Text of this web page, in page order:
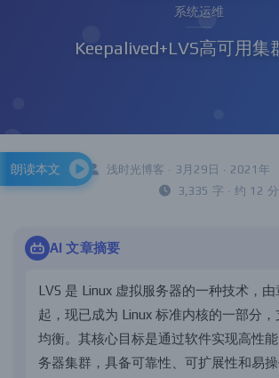
系统运维
Keepalived+LVS高可用集
浅时光博客 · 3月29日 · 2021年
3,335 字 · 约 12
朗读本文
AI 文章摘要
L VS 是 L inux 虚拟服务器的一种技术 ， 由
起 ， 现已成为 L inux 标准内核的一部分 ，
均衡。 其核心目标是通过软件实现高性能
务器集群 ， 具备可靠性 可扩展性和易操